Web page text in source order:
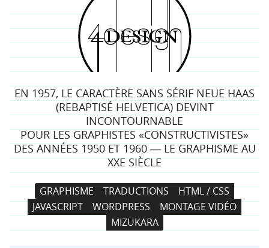
4
d
e
s
i
g
n
EN 1957, LE CARACTÈRE SANS SÉRIF NEUE HAAS
(REBAPTISÉ HELVETICA) DEVINT
INCONTOURNABLE
POUR LES GRAPHISTES «CONSTRUCTIVISTES»
DES ANNÉES 1950 ET 1960 ― LE GRAPHISME AU
XXE SIÈCLE
N
a
v
i
A
l
l
e
GRAPHISME TRADUCTIONS
HTML / CSS
JAVASCRIPT
WORDPRESS
MONTAGE VIDÉO
MIZUKARA